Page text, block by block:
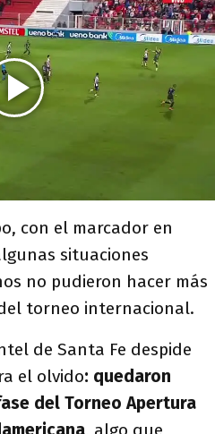
con el marcador en
situaciones
no pudieron hacer más
torneo internacional.
de Santa Fe despide
el olvido: quedaron
del Torneo Apertura